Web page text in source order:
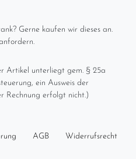
Gerne kaufen wir dieses an.
Artikel unterliegt gem. § 25a
ein Ausweis der
Rechnung erfolgt nicht.)
AGB Widerrufs­recht